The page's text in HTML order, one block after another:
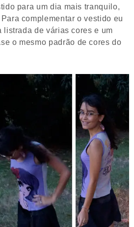
para um dia mais tranquilo,
complementar o vestido eu
listrada de várias cores e um
o mesmo padrão de cores do